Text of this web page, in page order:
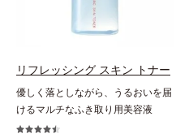
リフレッシング スキン トナー
優しく落としながら、うるおいを届
けるマルチなふき取り用美容液